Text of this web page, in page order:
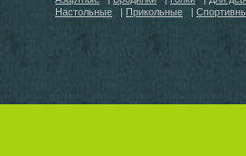
Настольные
| Прикольные |